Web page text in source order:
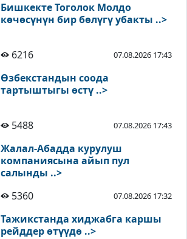
Бишкекте Тоголок Молдо
көчөсүнүн бир бөлүгү убакты ..>
6216 07.08.2026 17:43
Өзбекстандын соода
тартыштыгы өстү ..>
5488 07.08.2026 17:43
Жалал-Абадда курулуш
компаниясына айып пул
салынды ..>
5360
07.08.2026 17:32
Тажикстанда хиджабга каршы
рейддер өтүүдө ..>